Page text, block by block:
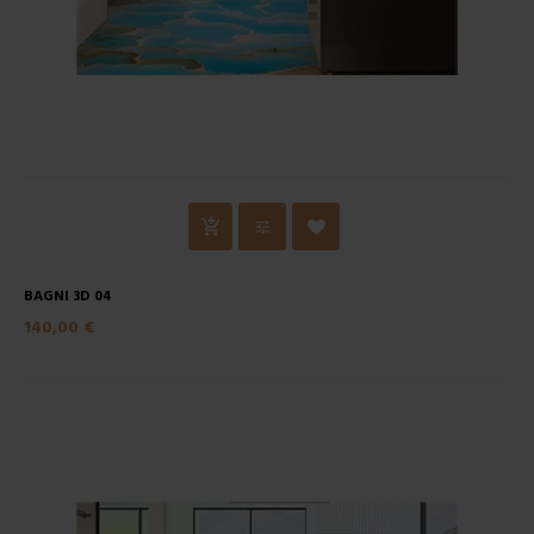
BAGNI 3D 04
140,00 €